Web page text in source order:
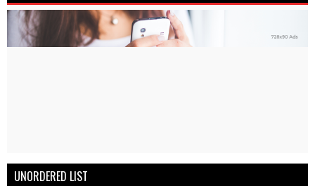
UNORDERED LIST